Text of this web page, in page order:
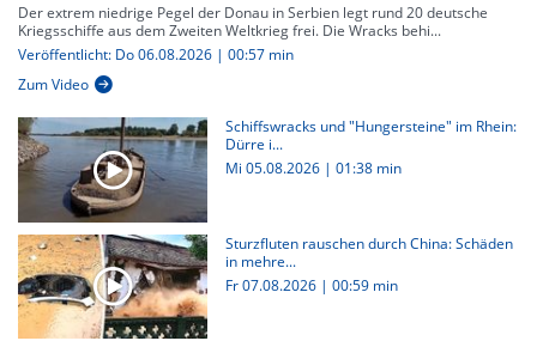
Der extrem niedrige Pegel der Donau in Serbien legt rund 20 deutsche
Kriegsschiffe aus dem Zweiten Weltkrieg frei. Die Wracks behi...
Veröffentlicht: Do 06.08.2026 | 00:57 min
Zum Video
Schiffswracks und "Hungersteine" im Rhein:
Dürre i...
Mi 05.08.2026 | 01:38 min
Sturzfluten rauschen durch China: Schäden
in mehre...
Fr 07.08.2026 | 00:59 min